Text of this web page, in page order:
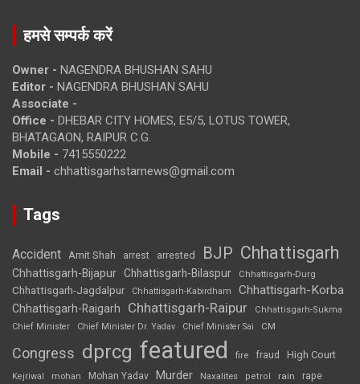
हमसे सम्पर्क करें
Owner - NAGENDRA BHUSHAN SAHU
Editor - NAGENDRA BHUSHAN SAHU
Associate -
Office - DHEBAR CITY HOMES, E5/5, LOTUS TOWER,
BHATAGAON, RAIPUR C.G.
Mobile - 7415550222
Email - chhattisgarhstarnews@gmail.com
Tags
Accident Amit Shah arrest arrested BJP Chhattisgarh
Chhattisgarh-Bijapur Chhattisgarh-Bilaspur Chhattisgarh-Durg
Chhattisgarh-Jagdalpur Chhattisgarh-Kabirdham Chhattisgarh-Korba
Chhattisgarh-Raigarh Chhattisgarh-Raipur
Chhattisgarh-Sukma
Chief Minister
Chief Minister Dr. Yadav Chief Minister Sai CM
Congress dprcg featured fire fraud High Court
Kejriwal mohan Mohan Yadav Murder Naxalites petrol rain rape